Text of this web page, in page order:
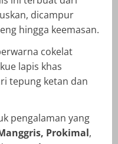
dicampur
hingga keemasan.
cokelat
lapis khas
tepung ketan dan
pengalaman yang
Prokimal,